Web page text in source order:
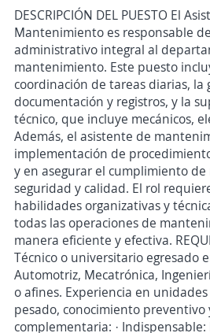
DESCRIPCIÓN DEL PUESTO El
Mantenimiento es responsable
administrativo integral al
mantenimiento. Este puesto
coordinación de tareas diarias, la
documentación y registros, y la
técnico, que incluye mecánicos,
Además, el asistente de
implementación de
y en asegurar el cumplimiento
seguridad y calidad. El rol
habilidades organizativas y
todas las operaciones de
manera eficiente y efectiva.
Técnico o universitario egresado
Automotriz, Mecatrónica,
o afines. Experiencia en
pesado, conocimiento preventivo
complementaria: · Indispensable: